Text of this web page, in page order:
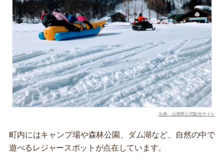
出典：山形県公式観光サイト
町内にはキャンプ場や森林公園、ダム湖など、自然の中で
遊べるレジャースポットが点在しています。